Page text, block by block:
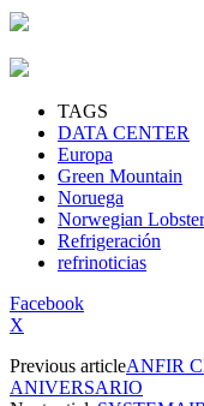
TAGS
DATA CENTER
Europa
Green Mountain
Noruega
Norwegian
Refrigeración
refrinoticias
Facebook
X
Previous articleANFIR
ANIVERSARIO